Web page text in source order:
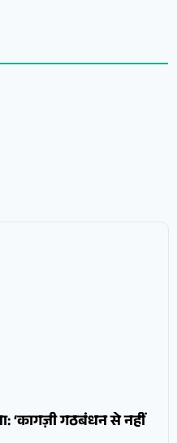
‘कागज़ी गठबंधन से नहीं